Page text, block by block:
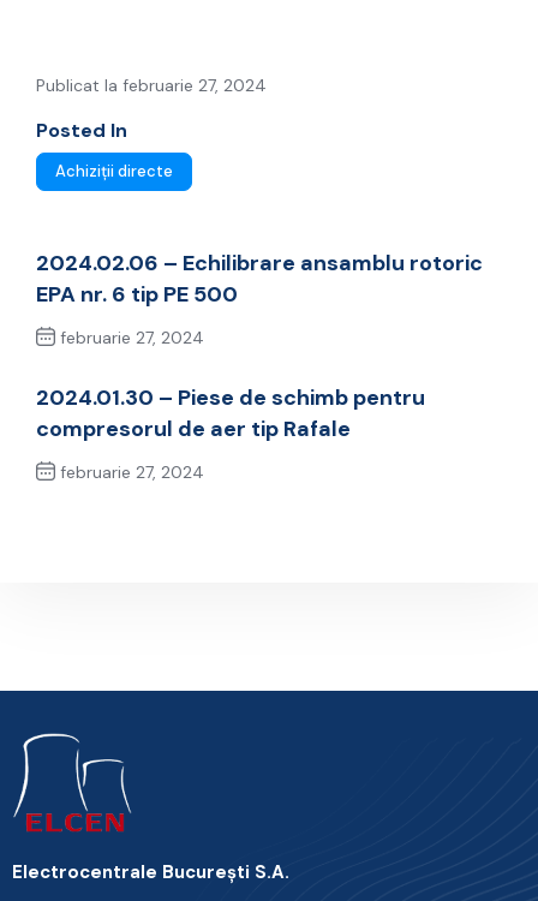
Publicat la februarie 27, 2024
Posted In
Achiziții directe
2024.02.06 – Echilibrare ansamblu rotoric
EPA nr. 6 tip PE 500
februarie 27, 2024
2024.01.30 – Piese de schimb pentru
compresorul de aer tip Rafale
februarie 27, 2024
Electrocentrale Bucureşti S.A.